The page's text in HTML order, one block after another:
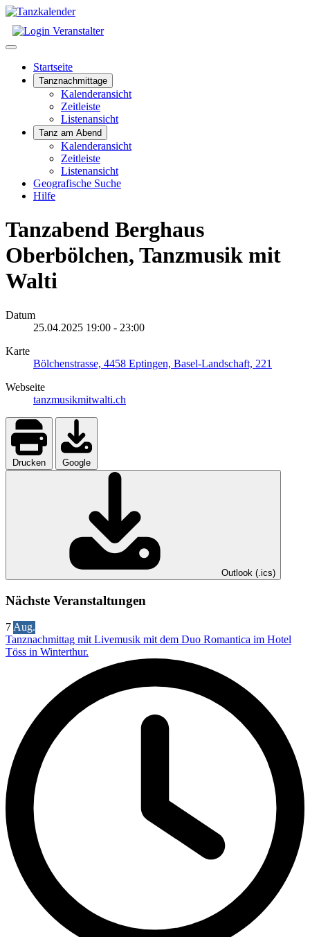
Startseite
Tanznachmittage
Kalenderansicht
Zeitleiste
Listenansicht
Tanz am Abend
Kalenderansicht
Zeitleiste
Listenansicht
Geografische Suche
Hilfe
Tanzabend Berghaus
Oberbölchen, Tanzmusik mit
Walti
Datum
25.04.2025 19:00 - 23:00
Karte
Bölchenstrasse, 4458 Eptingen, Basel-Landschaft, 221
Webseite
tanzmusikmitwalti.ch
Drucken Google
Outlook (.ics)
Nächste Veranstaltungen
7 Aug.
Tanznachmittag mit Livemusik mit dem Duo Romantica im Hotel
Töss in Winterthur.